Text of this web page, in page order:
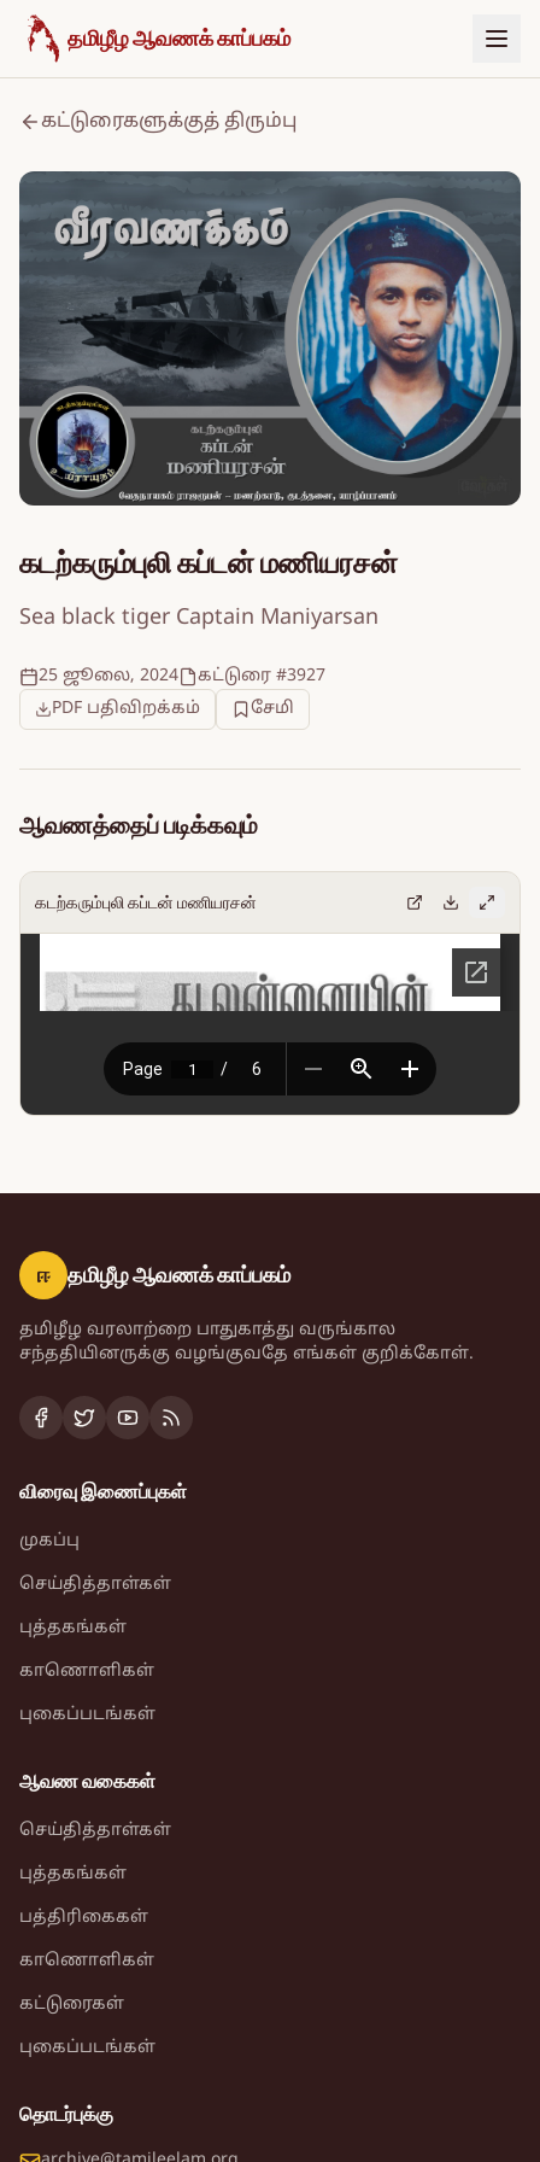
உள்ளடக்கத்திற்குச் செல்க
தமிழீழ ஆவணக் காப்பகம்
கட்டுரைகளுக்குத் திரும்பு
கடற்கரும்புலி கப்டன் மணியரசன்
Sea black tiger Captain Maniyarsan
25 ஜூலை, 2024
கட்டுரை #3927
PDF பதிவிறக்கம்
சேமி
ஆவணத்தைப் படிக்கவும்
கடற்கரும்புலி கப்டன் மணியரசன்
ஈ தமிழீழ ஆவணக் காப்பகம்
தமிழீழ வரலாற்றை பாதுகாத்து வருங்கால
சந்ததியினருக்கு வழங்குவதே எங்கள் குறிக்கோள்.
விரைவு இணைப்புகள்
முகப்பு
செய்தித்தாள்கள்
புத்தகங்கள்
காணொளிகள்
புகைப்படங்கள்
ஆவண வகைகள்
செய்தித்தாள்கள்
புத்தகங்கள்
பத்திரிகைகள்
காணொளிகள்
கட்டுரைகள்
புகைப்படங்கள்
தொடர்புக்கு